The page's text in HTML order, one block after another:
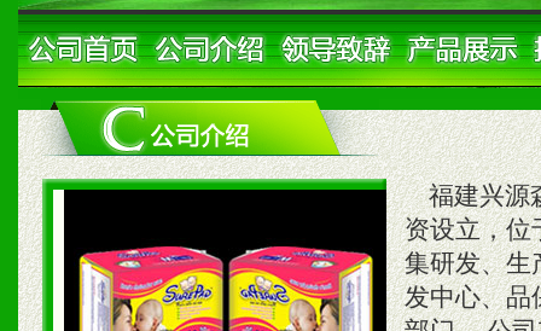
福建兴源
资设立，
集研发、生
发中心、品